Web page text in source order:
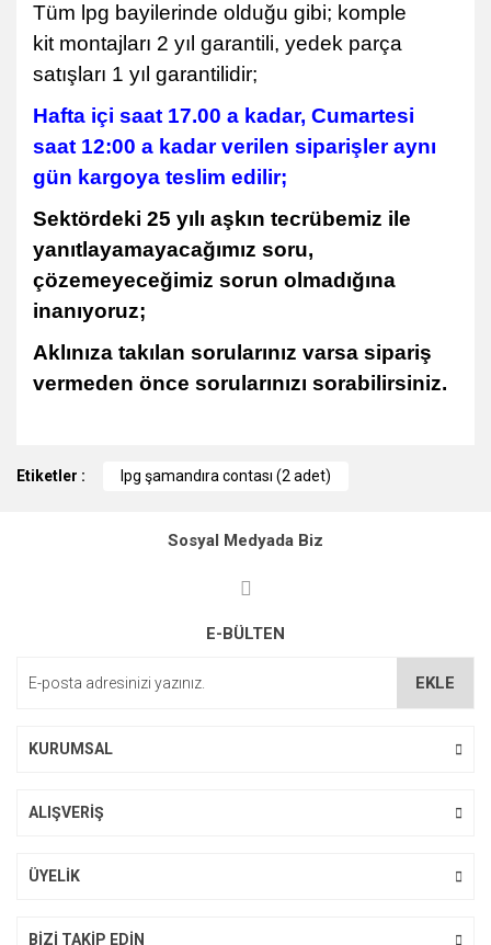
Tüm lpg bayilerinde olduğu gibi; komple
kit montajları 2 yıl garantili, yedek parça
satışları 1 yıl garantilidir;
Hafta içi saat 17.00 a kadar, Cumartesi
saat 12:00 a kadar verilen siparişler aynı
gün kargoya teslim edilir;
Sektördeki 25 yılı aşkın tecrübemiz ile
yanıtlayamayacağımız soru,
çözemeyeceğimiz sorun olmadığına
inanıyoruz;
Aklınıza takılan sorularınız varsa sipariş
vermeden önce sorularınızı sorabilirsiniz.
konularda yetersiz gördüğünüz noktaları öneri formunu
Ürün bilgilerinde hatalar bulunuyor.
Ürün fiyatı diğer sitelerden daha pahalı.
Etiketler : lpg şamandıra contası (2 adet)
Sosyal Medyada Biz
E-BÜLTEN
EKLE
KURUMSAL
ALIŞVERİŞ
ÜYELİK
BİZİ TAKİP EDİN